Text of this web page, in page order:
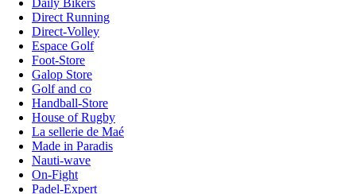
Daily Bikers
Direct Running
Direct-Volley
Espace Golf
Foot-Store
Galop Store
Golf and co
Handball-Store
House of Rugby
La sellerie de Maé
Made in Paradis
Nauti-wave
On-Fight
Padel-Expert